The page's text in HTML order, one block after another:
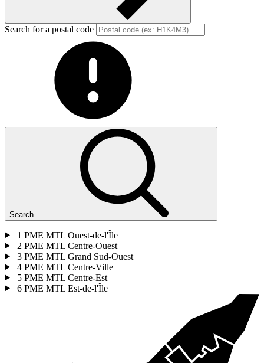
Search for a postal code
Search
1 PME MTL Ouest-de-l'Île
2 PME MTL Centre-Ouest
3 PME MTL Grand Sud-Ouest
4 PME MTL Centre-Ville
5 PME MTL Centre-Est
6 PME MTL Est-de-l'Île